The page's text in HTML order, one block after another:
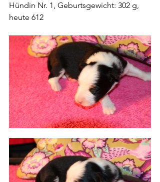
Hündin Nr. 1, Geburtsgewicht: 302 g,
heute 612